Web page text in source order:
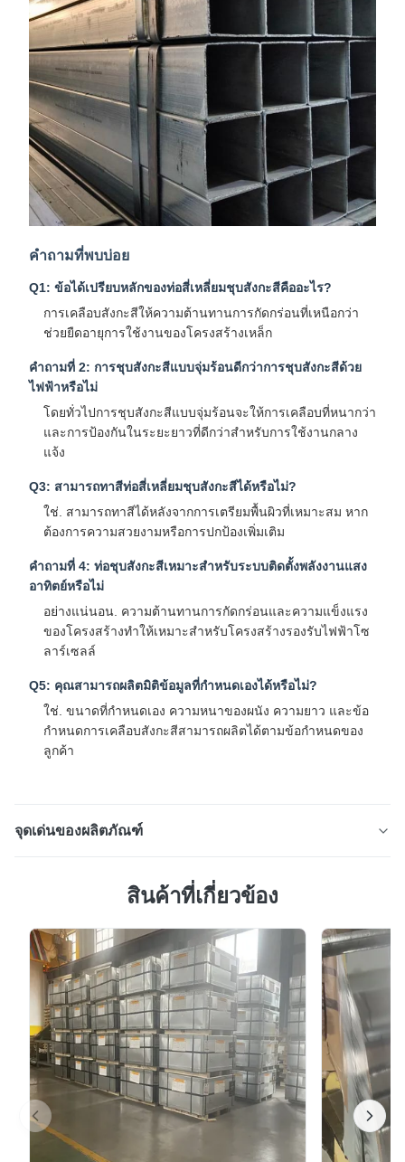
คำถามที่พบบ่อย
Q1: ข้อได้เปรียบหลักของท่อสี่เหลี่ยมชุบสังกะสีคืออะไร?
การเคลือบสังกะสีให้ความต้านทานการกัดกร่อนที่เหนือกว่า
ช่วยยืดอายุการใช้งานของโครงสร้างเหล็ก
คำถามที่ 2: การชุบสังกะสีแบบจุ่มร้อนดีกว่าการชุบสังกะสีด้วย
ไฟฟ้าหรือไม่
โดยทั่วไปการชุบสังกะสีแบบจุ่มร้อนจะให้การเคลือบที่หนากว่า
และการป้องกันในระยะยาวที่ดีกว่าสำหรับการใช้งานกลาง
แจ้ง
Q3: สามารถทาสีท่อสี่เหลี่ยมชุบสังกะสีได้หรือไม่?
ใช่. สามารถทาสีได้หลังจากการเตรียมพื้นผิวที่เหมาะสม หาก
ต้องการความสวยงามหรือการปกป้องเพิ่มเติม
คำถามที่ 4: ท่อชุบสังกะสีเหมาะสำหรับระบบติดตั้งพลังงานแสง
อาทิตย์หรือไม่
อย่างแน่นอน. ความต้านทานการกัดกร่อนและความแข็งแรง
ของโครงสร้างทำให้เหมาะสำหรับโครงสร้างรองรับไฟฟ้าโซ
ลาร์เซลล์
Q5: คุณสามารถผลิตมิติข้อมูลที่กำหนดเองได้หรือไม่?
ใช่. ขนาดที่กำหนดเอง ความหนาของผนัง ความยาว และข้อ
กำหนดการเคลือบสังกะสีสามารถผลิตได้ตามข้อกำหนดของ
ลูกค้า
จุดเด่นของผลิตภัณฑ์
สำหรับโครงโครงสร้างและโครงการโครงสร้างพื้นฐาน ราย
เหล็กกลวงเชื่อมที่ได้รับการปกป้องด้วยการเคลือบสังกะสีที่
ทนทานซึ่งช่วยป้องกันสนิมและการกัดกร่อนต่อสิ่งแวดล้อม
ออกแบบมาสำหรับการใช้ง...
สินค้าที่เกี่ยวข้อง